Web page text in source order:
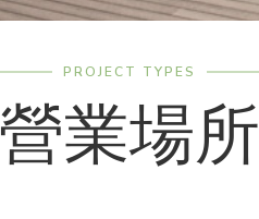
PROJECT TYPES
營業場所